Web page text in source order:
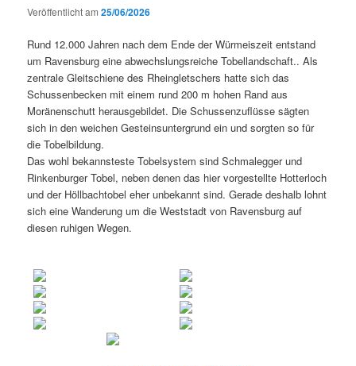
Veröffentlicht am25/06/2026
Rund 12.000 Jahren nach dem Ende der Würmeiszeit entstand
um Ravensburg eine abwechslungsreiche Tobellandschaft.. Als
zentrale Gleitschiene des Rheingletschers hatte sich das
Schussenbecken mit einem rund 200 m hohen Rand aus
Moränenschutt herausgebildet. Die Schussenzuflüsse sägten
sich in den weichen Gesteinsuntergrund ein und sorgten so für
die Tobelbildung.
Das wohl bekannsteste Tobelsystem sind Schmalegger und
Rinkenburger Tobel, neben denen das hier vorgestellte Hotterloch
und der Höllbachtobel eher unbekannt sind. Gerade deshalb lohnt
sich eine Wanderung um die Weststadt von Ravensburg auf
diesen ruhigen Wegen.